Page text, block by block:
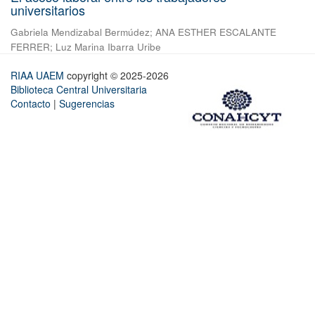
universitarios
Gabriela Mendizabal Bermúdez; ANA ESTHER ESCALANTE
FERRER; Luz Marina Ibarra Uribe
RIAA UAEM copyright © 2025-2026
Biblioteca Central Universitaria
Contacto | Sugerencias